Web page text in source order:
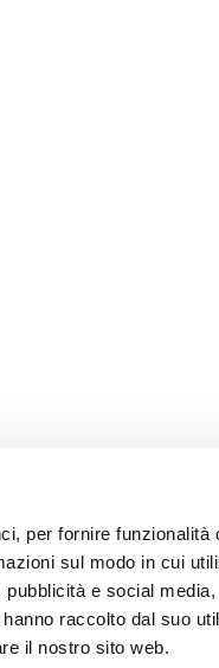
per fornire funzionalità
sul modo in cui
e social
raccolto dal suo
il nostro sito web.